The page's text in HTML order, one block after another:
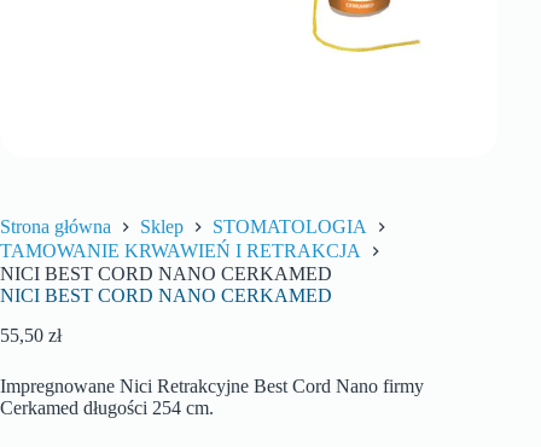
Strona główna Sklep
STOMATOLOGIA
TAMOWANIE KRWAWIEŃ I RETRAKCJA
NICI BEST CORD NANO CERKAMED
NICI BEST CORD NANO CERKAMED
55,50 zł
Impregnowane Nici Retrakcyjne Best Cord Nano firmy
Cerkamed długości 254 cm.